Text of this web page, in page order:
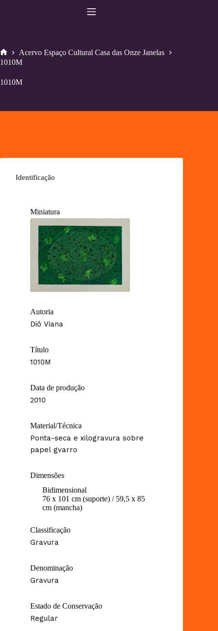
Home
Acervo Espaço Cultural Casa das Onze Janelas
1010M
1010M
Identificação
Miniatura
Autoria
Diô Viana
Título
1010M
Data de produção
2010
Material/Técnica
Ponta-seca e xilogravura sobre
papel gvarro
Dimensões
Bidimensional
76 x 101 cm (suporte) / 59,5 x 85
cm (mancha)
Classificação
Gravura
Denominação
Gravura
Estado de Conservação
Regular